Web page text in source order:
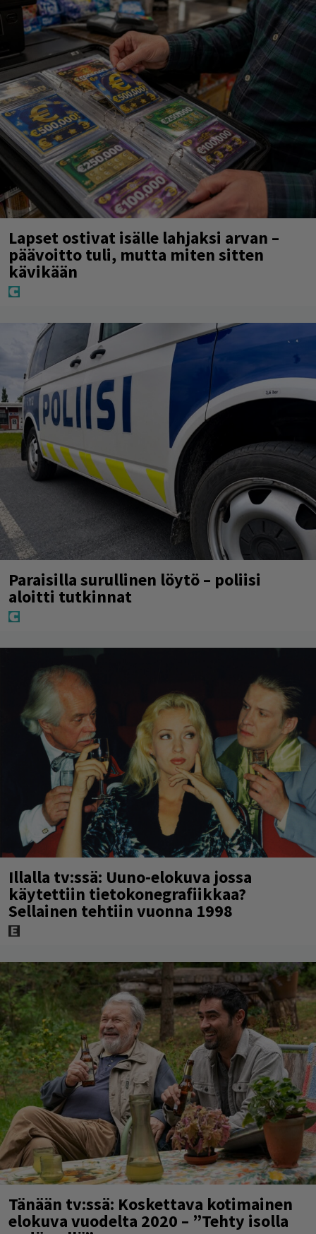
Lapset ostivat isälle lahjaksi arvan –
päävoitto tuli, mutta miten sitten
kävikään
Paraisilla surullinen löytö – poliisi
aloitti tutkinnat
Illalla tv:ssä: Uuno-elokuva jossa
käytettiin tietokonegrafiikkaa?
Sellainen tehtiin vuonna 1998
Tänään tv:ssä: Koskettava kotimainen
elokuva vuodelta 2020 – ”Tehty isolla